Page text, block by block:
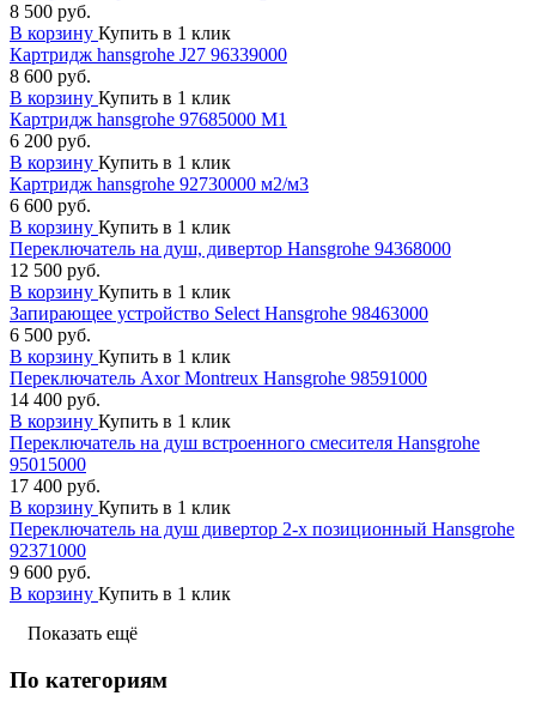
8 500 руб.
В корзину Купить в 1 клик
Картридж hansgrohe J27 96339000
8 600 руб.
В корзину Купить в 1 клик
Картридж hansgrohe 97685000 М1
6 200 руб.
В корзину Купить в 1 клик
Картридж hansgrohe 92730000 м2/м3
6 600 руб.
В корзину Купить в 1 клик
Переключатель на душ, дивертор Hansgrohe 94368000
12 500 руб.
В корзину Купить в 1 клик
Запирающее устройство Select Hansgrohe 98463000
6 500 руб.
В корзину Купить в 1 клик
Переключатель Axor Montreux Hansgrohe 98591000
14 400 руб.
В корзину Купить в 1 клик
Переключатель на душ встроенного смесителя Hansgrohe
95015000
17 400 руб.
В корзину Купить в 1 клик
Переключатель на душ дивертор 2-х позиционный Hansgrohe
92371000
9 600 руб.
В корзину Купить в 1 клик
Показать ещё
По категориям